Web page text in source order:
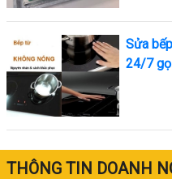
Sửa
24/7
THÔNG TIN DOANH